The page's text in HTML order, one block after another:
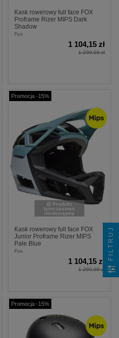
Kask rowerowy full face FOX
Proframe Rizer MIPS Dark
Shadow
Fox
1 104,15 zł
1 299,00 zł
Promocja -15%
Produkt
tymczasowo
niedostępny
Kask rowerowy full face FOX
Junior Proframe Rizer MIPS
Pale Blue
Fox
1 104,15 zł
1 299,00 zł
Promocja -15%
FILTRUJ